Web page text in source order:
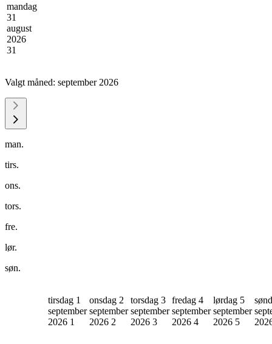
mandag
31
august
2026
31
Valgt måned: september 2026
man.
tirs.
ons.
tors.
fre.
lør.
søn.
tirsdag 1
september
2026 1
onsdag 2
september
2026 2
torsdag 3
september
2026 3
fredag 4
september
2026 4
lørdag 5
september
2026 5